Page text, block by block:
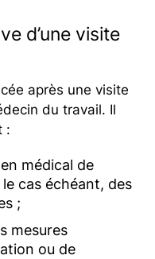
d’une visite
après une visite
du travail. Il
:
médical de
cas échéant, des
;
mesures
ou de